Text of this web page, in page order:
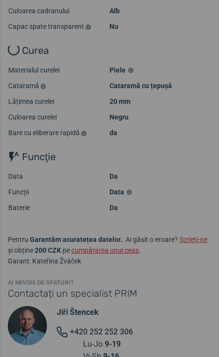
Culoarea cadranului
Alb
Capac spate transparent
Nu
Curea
Materialul curelei
Piele
Cataramă
Cataramă cu țepușă
Lățimea curelei
20 mm
Culoarea curelei
Negru
Bare cu eliberare rapidă
da
Funcţie
Data
Da
Funcții
Data
Baterie
Da
Pentru Garantăm acuratețea datelor.. Ai găsit o eroare? Scrieți-ne
și obține200 CZK pecumpărarea unui ceas.
Garant: Kateřina Žváček
AI NEVOIE DE SFATURI?
Contactați un specialist PRIM
Jiří Štencek
+420 252 252 306
Lu-Jo 9-19